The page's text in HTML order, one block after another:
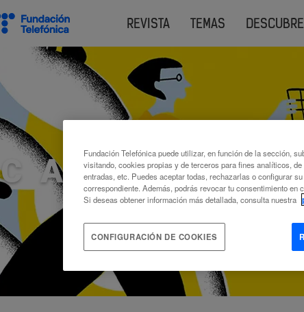
REVISTA TEMAS
CALLFundación Telefónica puede utilizar, en función de la sección,
visitando, cookies propias y de terceros para fines analíticos,
entradas, etc. Puedes aceptar todas, rechazarlas o configurar
correspondiente. Además, podrás revocar tu consentimiento en
Si deseas obtener información más detallada, consulta nuestra
CONFIGURACIÓN DE COOKIES